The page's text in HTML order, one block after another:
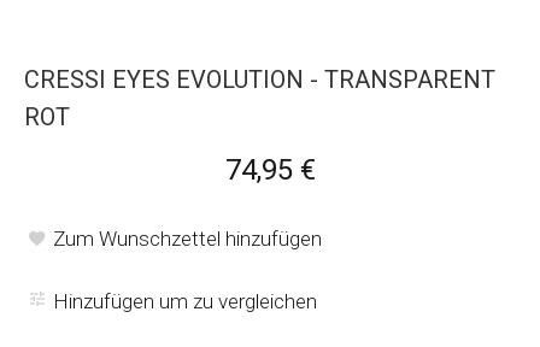
CRESSI EYES EVOLUTION - TRANSPARENT
ROT
74,95 €
Zum Wunschzettel hinzufügen
Hinzufügen um zu vergleichen